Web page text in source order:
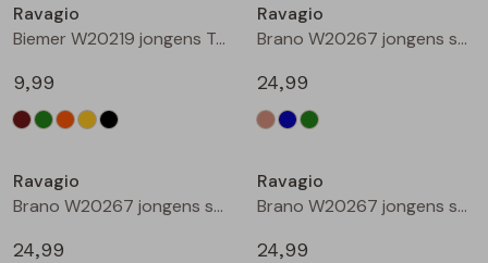
Gilet spencers
Jackjes
Blazers
Leggings
Rokken
T-shirts lange mouw
Tops
Vesten
Ravagio
Biemer W20219 jongens T-shirts korte mouw Zwart
9,99
Ravagio
Brano W20267 jongens sweatshirt Zand
24,99
Ravagio
Brano W20267 jongens sweatshirt Raf
24,99
Ravagio
Brano W20267 jongens sweatshirt Mint
24,99